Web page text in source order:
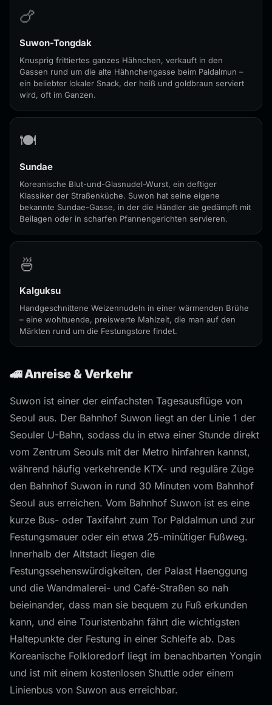
🍗
Suwon-Tongdak
Knusprig frittiertes ganzes Hähnchen, verkauft in den
Gassen rund um die alte Hähnchengasse beim Paldalmun –
ein beliebter lokaler Snack, der heiß und goldbraun serviert
wird, oft im Ganzen.
🍽️
Sundae
Koreanische Blut-und-Glasnudel-Wurst, ein deftiger
Klassiker der Straßenküche. Suwon hat seine eigene
bekannte Sundae-Gasse, in der die Händler sie gedämpft mit
Beilagen oder in scharfen Pfannengerichten servieren.
🍜
Kalguksu
Handgeschnittene Weizennudeln in einer wärmenden Brühe
– eine wohltuende, preiswerte Mahlzeit, die man auf den
Märkten rund um die Festungstore findet.
🚄 Anreise & Verkehr
Suwon ist einer der einfachsten Tagesausflüge von
Seoul aus. Der Bahnhof Suwon liegt an der Linie 1 der
Seouler U-Bahn, sodass du in etwa einer Stunde direkt
vom Zentrum Seouls mit der Metro hinfahren kannst,
während häufig verkehrende KTX- und reguläre Züge
den Bahnhof Suwon in rund 30 Minuten vom Bahnhof
Seoul aus erreichen. Vom Bahnhof Suwon ist es eine
kurze Bus- oder Taxifahrt zum Tor Paldalmun und zur
Festungsmauer oder ein etwa 25-minütiger Fußweg.
Innerhalb der Altstadt liegen die
Festungssehenswürdigkeiten, der Palast Haenggung
und die Wandmalerei- und Café-Straßen so nah
beieinander, dass man sie bequem zu Fuß erkunden
kann, und eine Touristenbahn fährt die wichtigsten
Haltepunkte der Festung in einer Schleife ab. Das
Koreanische Folkloredorf liegt im benachbarten Yongin
und ist mit einem kostenlosen Shuttle oder einem
Linienbus von Suwon aus erreichbar.